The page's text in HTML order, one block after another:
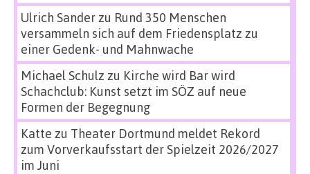
Ulrich Sanderzu Rund 350 Menschen
versammeln sich auf dem Friedensplatz zu
einer Gedenk- und Mahnwache
Michael Schulz zu Kirche wird Bar wird
Schachclub: Kunst setzt im SÖZ auf neue
Formen der Begegnung
Katte zu Theater Dortmund meldet Rekord
zum Vorverkaufsstart der Spielzeit 2026/2027
im Juni